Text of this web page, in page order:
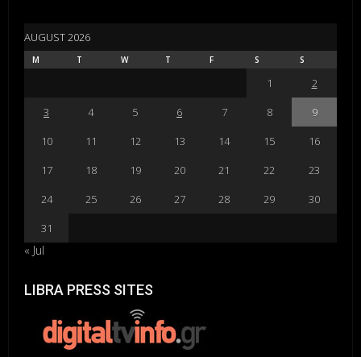
AUGUST 2026
M T W T F S S
1
2
3
4 5 6 7 8
9
10
11 12 13 14 15
16
17
18 19 20 21 22
23
24
25 26 27 28 29
30
31
« Jul
LIBRA PRESS SITES